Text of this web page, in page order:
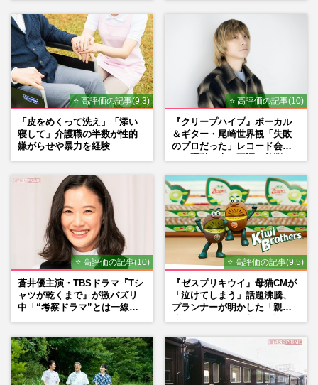
⭐ 高評価の記事(9.3)
「皮をめくって洗え」「添い
寝して」介護職の半数が性的
嫌がらせや暴力を経験
⭐ 高評価の記事(10)
『クリープハイプ』ボーカル
＆ギター・尾崎世界観「失敗
のプロだった」レコード会社
⭐ 高評価の記事(10)
蒼井優主演・TBSドラマ『Tシ
ャツが乾くまで』が激バズリ
中「“考察ドラマ”とは一線を
⭐ 高評価の記事(9.5)
『ゼスプリキウイ』母猫CMが
「泣けてしまう」話題沸騰、
プランナーが明かした「親に